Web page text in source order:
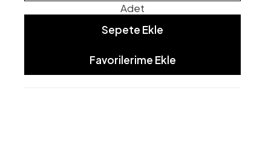
Adet
Sepete Ekle
Favorilerime Ekle